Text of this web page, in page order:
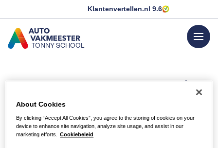
Klantenvertellen.nl 9.6
TONNY SCHOOL menu
Aangepaste openingstijden
Onze aangepaste openingstijden voor 2026 zijn als volgt
Wij zijngeslotenop:
Donderdag 01 Januari 2026 i.v.m. nieuwjaarsdag
About Cookies
By clicking “Accept All Cookies”, you agree to the storing of cookies on your
device to enhance site navigation, analyze site usage, and assist in our
marketing efforts.
Cookiebeleid